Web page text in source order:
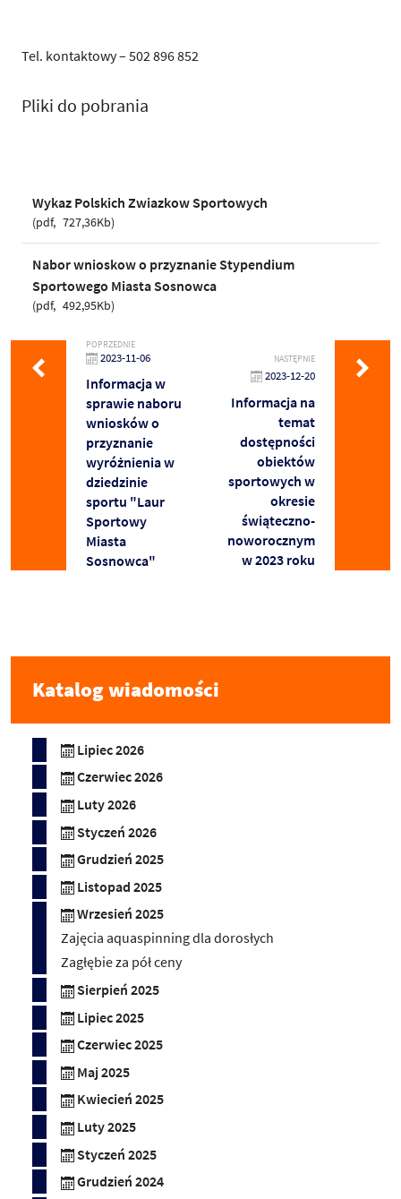
Tel. kontaktowy – 502 896 852
Pliki do pobrania
Wykaz Polskich Zwiazkow Sportowych
pdf 727,36Kb
Nabor wnioskow o przyznanie Stypendium
Sportowego Miasta Sosnowca
pdf 492,95Kb
POPRZEDNIE
2023-11-06
Informacja w
sprawie naboru
wniosków o
przyznanie
wyróżnienia w
dziedzinie
sportu "Laur
Sportowy
Miasta
Sosnowca"
NASTĘPNIE
2023-12-20
Informacja na
temat
dostępności
obiektów
sportowych w
okresie
świąteczno-
noworocznym
w 2023 roku
Katalog wiadomości
Lipiec 2026
Czerwiec 2026
Luty 2026
Styczeń 2026
Grudzień 2025
Listopad 2025
Wrzesień 2025
Zajęcia aquaspinning dla dorosłych
Zagłębie za pół ceny
Sierpień 2025
Lipiec 2025
Czerwiec 2025
Maj 2025
Kwiecień 2025
Luty 2025
Styczeń 2025
Grudzień 2024